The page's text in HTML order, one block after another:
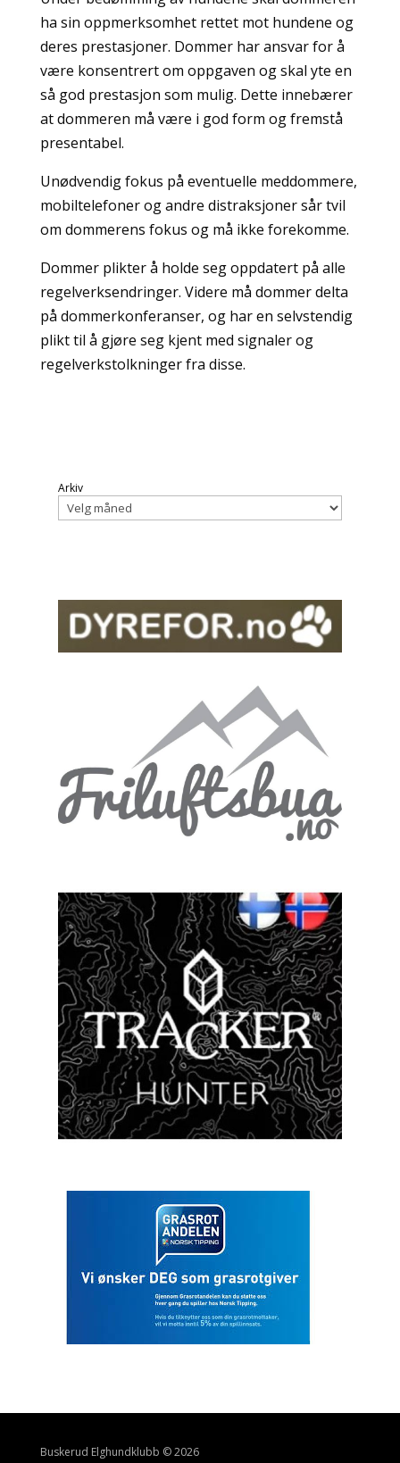
ha sin oppmerksomhet rettet mot hundene og
deres prestasjoner. Dommer har ansvar for å
være konsentrert om oppgaven og skal yte en
så god prestasjon som mulig. Dette innebærer
at dommeren må være i god form og fremstå
presentabel.
Unødvendig fokus på eventuelle meddommere,
mobiltelefoner og andre distraksjoner sår tvil
om dommerens fokus og må ikke forekomme.
Dommer plikter å holde seg oppdatert på alle
regelverksendringer. Videre må dommer delta
på dommerkonferanser, og har en selvstendig
plikt til å gjøre seg kjent med signaler og
regelverkstolkninger fra disse.
Arkiv
Buskerud Elghundklubb © 2026